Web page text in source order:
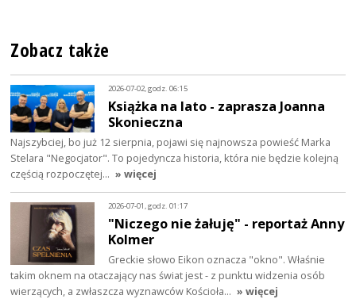
Zobacz także
2026-07-02, godz. 06:15
Książka na lato - zaprasza Joanna
Skonieczna
Najszybciej, bo już 12 sierpnia, pojawi się najnowsza powieść Marka
Stelara "Negocjator". To pojedyncza historia, która nie będzie kolejną
częścią rozpoczętej… » więcej
2026-07-01, godz. 01:17
"Niczego nie żałuję" - reportaż Anny
Kolmer
Greckie słowo Eikon oznacza "okno". Właśnie
takim oknem na otaczający nas świat jest - z punktu widzenia osób
wierzących, a zwłaszcza wyznawców Kościoła… » więcej